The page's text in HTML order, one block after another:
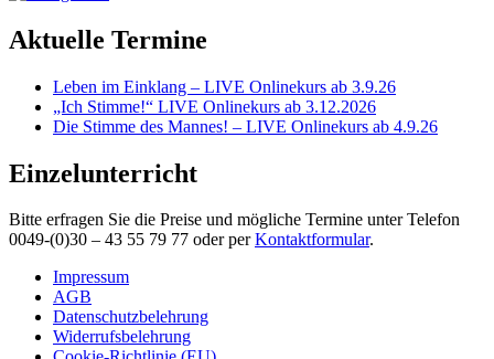
Aktuelle Termine
Leben im Einklang – LIVE Onlinekurs ab 3.9.26
„Ich Stimme!“ LIVE Onlinekurs ab 3.12.2026
Die Stimme des Mannes! – LIVE Onlinekurs ab 4.9.26
Einzelunterricht
Bitte erfragen Sie die Preise und mögliche Termine unter Telefon
0049-(0)30 – 43 55 79 77 oder perKontaktformular.
Impressum
AGB
Datenschutzbelehrung
Widerrufsbelehrung